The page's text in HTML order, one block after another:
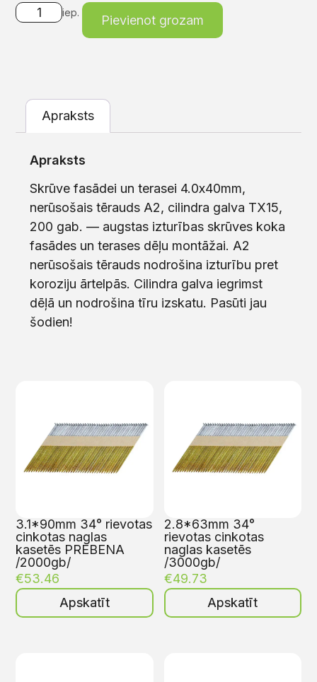
iep.
Pievienot grozam
Apraksts
Apraksts
Skrūve fasādei un terasei 4.0x40mm,
nerūsošais tērauds A2, cilindra galva TX15,
200 gab. — augstas izturības skrūves koka
fasādes un terases dēļu montāžai. A2
nerūsošais tērauds nodrošina izturību pret
koroziju ārtelpās. Cilindra galva iegrimst
dēļā un nodrošina tīru izskatu. Pasūti jau
šodien!
3.1*90mm 34° rievotas
cinkotas naglas
kasetēs PREBENA
/2000gb/
€53.46
Apskatīt
2.8*63mm 34°
rievotas cinkotas
naglas kasetēs
/3000gb/
€49.73
Apskatīt